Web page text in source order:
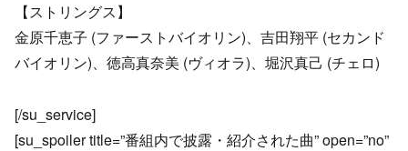
【ストリングス】
金原千恵子 (ファーストバイオリン)、吉田翔平 (セカンド
バイオリン)、徳高真奈美 (ヴィオラ)、堀沢真己 (チェロ)
[/su_service]
[su_spoiler title=”番組内で披露・紹介された曲” open=”no”